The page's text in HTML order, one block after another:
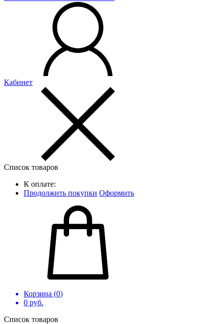
Кабинет
Список товаров
К оплате:
Продолжить покупки Оформить
Корзина (0)
0 руб.
Список товаров